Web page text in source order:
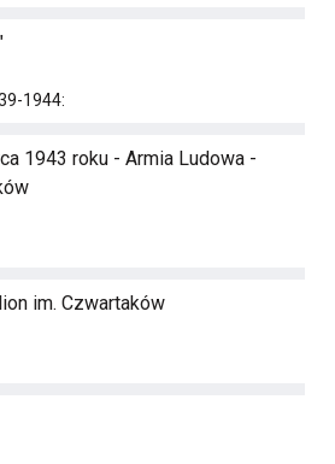
1944:
1943 roku - Armia Ludowa -
im. Czwartaków